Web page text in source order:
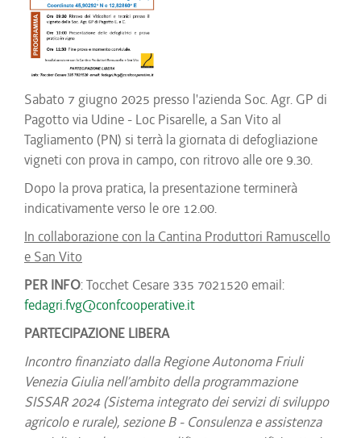
Sabato 7 giugno 2025 presso l'azienda Soc. Agr. GP di
Pagotto via Udine - Loc Pisarelle, a San Vito al
Tagliamento (PN) si terrà la giornata di defogliazione
vigneti con prova in campo, con ritrovo alle ore 9.30.
Dopo la prova pratica, la presentazione terminerà
indicativamente verso le ore 12.00.
In collaborazione con la Cantina Produttori Ramuscello
e San Vito
PER INFO: Tocchet Cesare 335 7021520 email:
fedagri.fvg@confcooperative.it
PARTECIPAZIONE LIBERA
Incontro finanziato dalla Regione Autonoma Friuli
Venezia Giulia nell’ambito della programmazione
SISSAR 2024 (Sistema integrato dei servizi di sviluppo
agricolo e rurale), sezione B - Consulenza e assistenza